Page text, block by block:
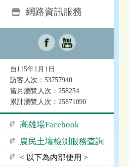
網路資訊服務
自115年1月1日
訪客人次：53757940
當月瀏覽人次：258254
累計瀏覽人次：25871090
高雄場Facebook
農民土壤檢測服務查詢
< 以下為內部使用 >